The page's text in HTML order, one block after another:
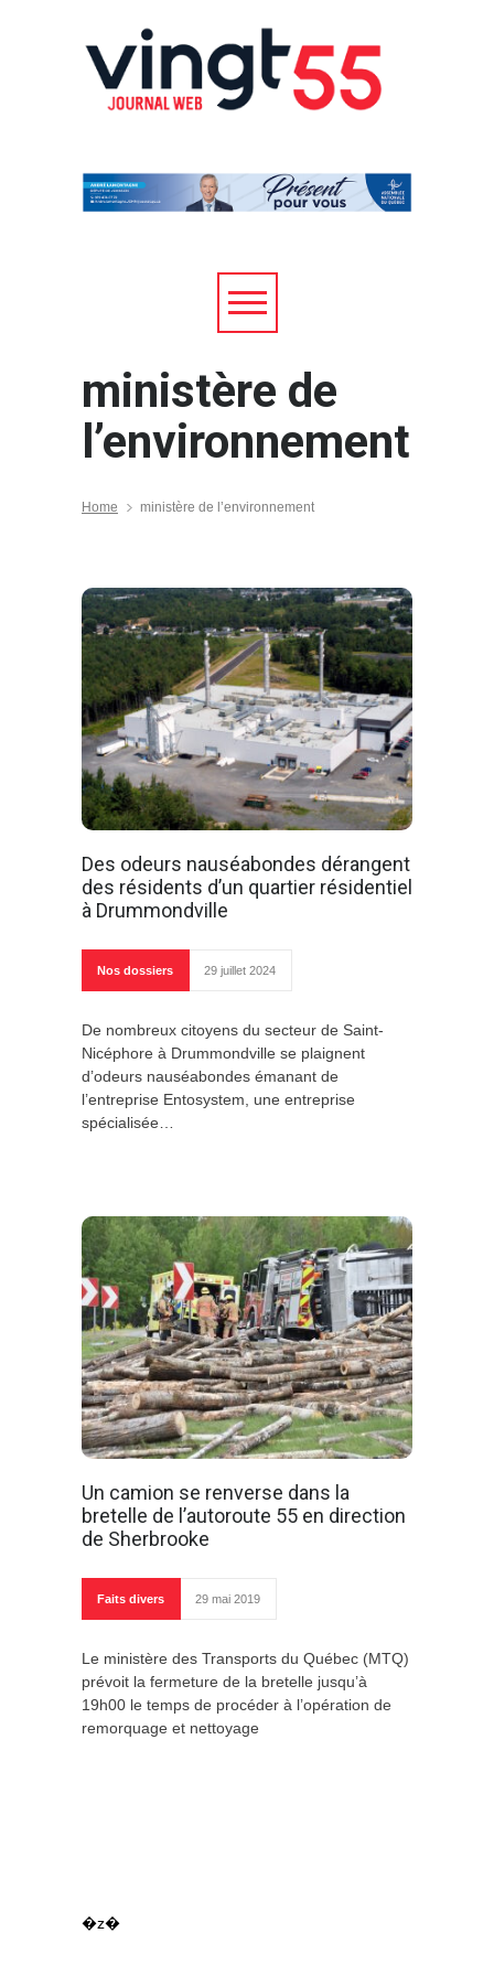
ministère de
l’environnement
Home ministère de l’environnement
Des odeurs nauséabondes dérangent
des résidents d’un quartier résidentiel
à Drummondville
Nos dossiers 29 juillet 2024
De nombreux citoyens du secteur de Saint-
Nicéphore à Drummondville se plaignent
d’odeurs nauséabondes émanant de
l’entreprise Entosystem, une entreprise
spécialisée…
Un camion se renverse dans la
bretelle de l’autoroute 55 en direction
de Sherbrooke
Faits divers 29 mai 2019
Le ministère des Transports du Québec (MTQ)
prévoit la fermeture de la bretelle jusqu’à
19h00 le temps de procéder à l’opération de
remorquage et nettoyage
�z�